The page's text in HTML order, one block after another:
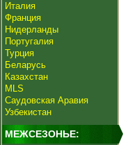
Италия
Франция
Нидерланды
Португалия
Турция
Беларусь
Казахстан
MLS
Саудовская Аравия
Узбекистан
МЕЖСЕЗОНЬЕ: